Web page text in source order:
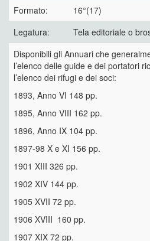
Formato:
16°(17)
Legatura:
Tela editoriale o
Disponibili gli Annuari che
l’elenco delle guide e dei portatori
l’elenco dei rifugi e dei soci:
1893, Anno VI 148 pp.
1895, Anno VIII 162 pp.
1896, Anno IX 104 pp.
1897-98 X e XI 156 pp.
1901 XIII 326 pp.
1902 XIV 144 pp.
1905 XVII 72 pp.
1906 XVIII 160 pp.
1907 XIX 72 pp.